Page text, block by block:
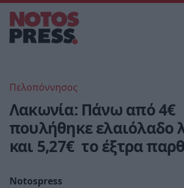
Πελοπόννησος
Λακωνία: Πάνω από 4€
πουλήθηκε ελαιόλαδο
και 5,27€ το έξτρα
Notospress